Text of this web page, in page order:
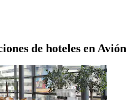
de hoteles en Avión